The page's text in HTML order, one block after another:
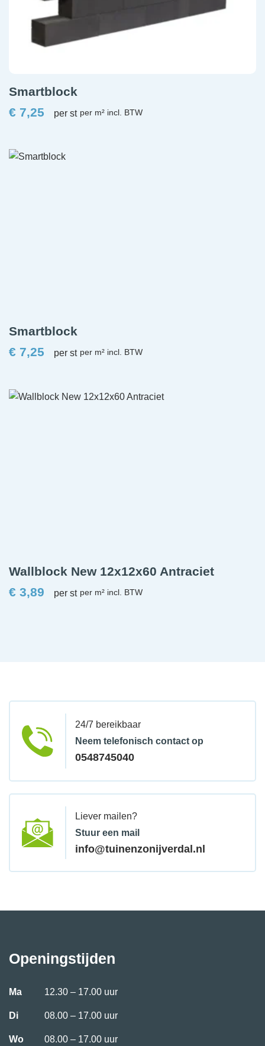
Smartblock
€ 7,25 per st
Smartblock
€ 7,25 per st
Wallblock New 12x12x60 Antraciet
€ 3,89 per st
24/7 bereikbaar
Neem telefonisch contact op
0548745040
Liever mailen?
Stuur een mail
info@tuinenzonijverdal.nl
Openingstijden
Ma 12.30 – 17.00 uur
Di 08.00 – 17.00 uur
Wo 08.00 – 17.00 uur